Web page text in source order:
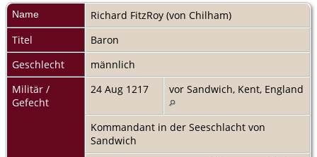
Name Richard FitzRoy (von Chilham)
Titel
Baron
Geschlecht
männlich
Militär /
Gefecht
24 Aug 1217 vor Sandwich, Kent, England
Kommandant in der Seeschlacht von
Sandwich